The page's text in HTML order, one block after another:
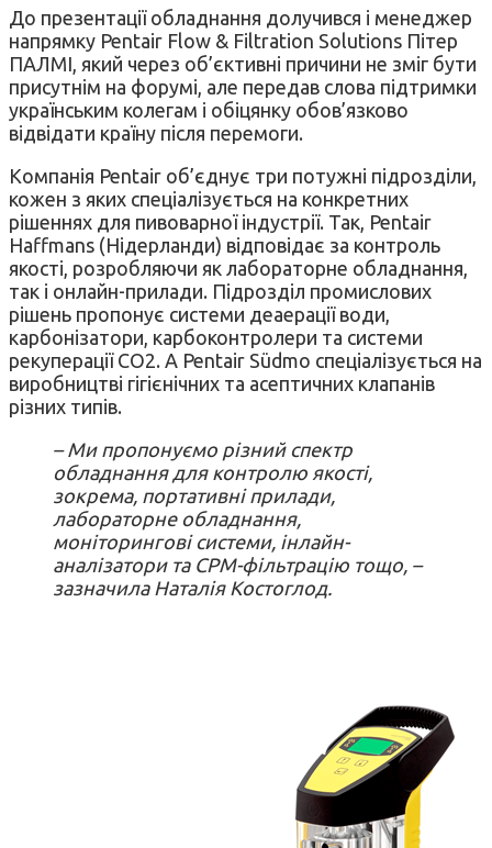
До презентації обладнання долучився і менеджер
напрямку Pentair Flow & Filtration Solutions Пітер
ПАЛМІ, який через об’єктивні причини не зміг бути
присутнім на форумі, але передав слова підтримки
українським колегам і обіцянку обов’язково
відвідати країну після перемоги.
Компанія Pentair об’єднує три потужні підрозділи,
кожен з яких спеціалізується на конкретних
рішеннях для пивоварної індустрії. Так, Pentair
Haffmans (Нідерланди) відповідає за контроль
якості, розробляючи як лабораторне обладнання,
так і онлайн-прилади. Підрозділ промислових
рішень пропонує системи деаерації води,
карбонізатори, карбоконтролери та системи
рекуперації CO2. А Pentair Südmo спеціалізується на
виробництві гігієнічних та асептичних клапанів
різних типів.
– Ми пропонуємо різний спектр
обладнання для контролю якості,
зокрема, портативні прилади,
лабораторне обладнання,
моніторингові системи, інлайн-
аналізатори та CPM-фільтрацію тощо, –
зазначила Наталія Костоглод.